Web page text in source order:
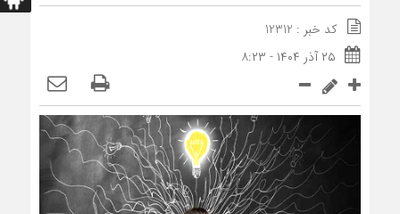
کد خبر : 12312
۲۵ آذر ۱۴۰۴ - ۸:۲۳